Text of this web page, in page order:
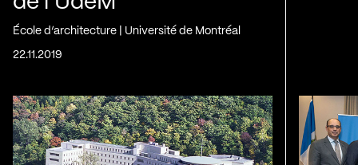
École d’architecture | Université de Montréal
22.11.2019